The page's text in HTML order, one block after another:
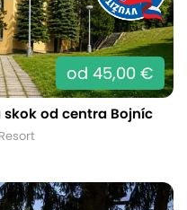
od 45,00 €
skok od centra Bojníc